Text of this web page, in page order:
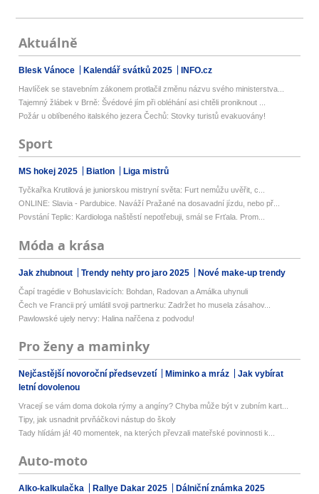
Aktuálně
Blesk Vánoce Kalendář svátků 2025 INFO.cz
Havlíček se stavebním zákonem protlačil změnu názvu svého ministerstva...
Tajemný žlábek v Brně: Švédové jím při obléhání asi chtěli proniknout ...
Požár u oblíbeného italského jezera Čechů: Stovky turistů evakuovány!
Sport
MS hokej 2025 Biatlon Liga mistrů
Tyčkařka Krutilová je juniorskou mistryní světa: Furt nemůžu uvěřit, c...
ONLINE: Slavia - Pardubice. Naváží Pražané na dosavadní jízdu, nebo př...
Povstání Teplic: Kardiologa naštěstí nepotřebuji, smál se Frťala. Prom...
Móda a krása
Jak zhubnout Trendy nehty pro jaro 2025 Nové make-up trendy
Čapí tragédie v Bohuslavicích: Bohdan, Radovan a Amálka uhynuli
Čech ve Francii prý umlátil svoji partnerku: Zadržet ho musela zásahov...
Pawlowské ujely nervy: Halina nařčena z podvodu!
Pro ženy a maminky
Nejčastější novoroční předsevzetí Miminko a mráz
Jak vybírat
letní dovolenou
Vracejí se vám doma dokola rýmy a angíny? Chyba může být v zubním kart...
Tipy, jak usnadnit prvňáčkovi nástup do školy
Tady hlídám já! 40 momentek, na kterých převzali mateřské povinnosti k...
Auto-moto
Alko-kalkulačka Rallye Dakar 2025 Dálniční známka 2025